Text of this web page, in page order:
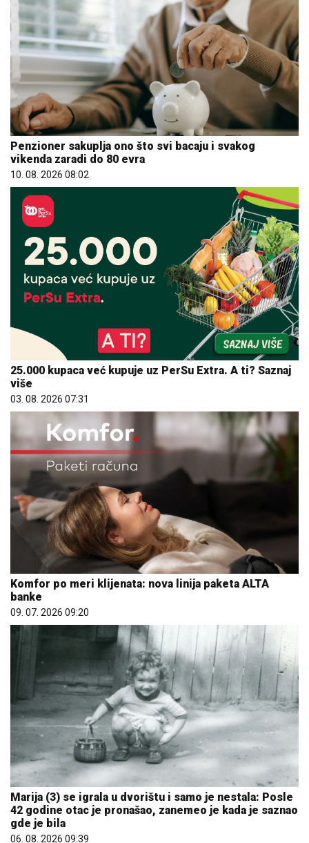
Penzioner sakuplja ono što svi bacaju i svakog
vikenda zaradi do 80 evra
10. 08. 2026 08:02
25.000 kupaca već kupuje uz PerSu Extra. A ti? Saznaj
više
03. 08. 2026 07:31
Komfor po meri klijenata: nova linija paketa ALTA
banke
09. 07. 2026 09:20
Marija (3) se igrala u dvorištu i samo je nestala: Posle
42 godine otac je pronašao, zanemeo je kada je saznao
gde je bila
06. 08. 2026 09:39